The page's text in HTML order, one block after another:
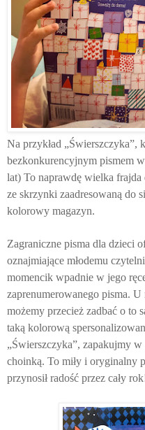
Na przykład „Świerszczyka”,
bezkonkurencyjnym pismem
lat) To naprawdę wielka
ze skrzynki zaadresowaną do
kolorowy magazyn.
Zagraniczne pisma dla dzieci
oznajmiające młodemu
momencik wpadnie w jego
zaprenumerowanego pisma.
możemy przecież zadbać o to
taką kolorową
„Świerszczyka”, zapakujmy
choinką. To miły i oryginalny
przynosił radość przez cały